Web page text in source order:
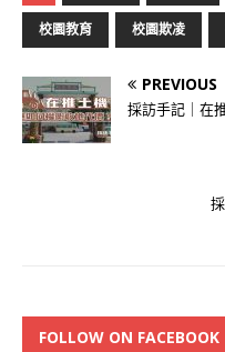
校園教育 校園欺凌
PREVIOUS
採訪手記｜在
FOLLOW ON FACEBOOK